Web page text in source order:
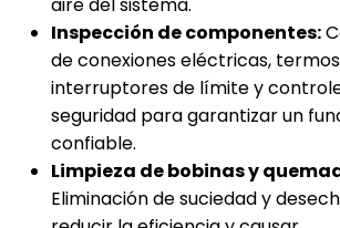
aire del sistema.
Inspección de componentes:
de conexiones eléctricas,
interruptores de límite y
seguridad para garantizar un
confiable.
Limpieza de bobinas y
Eliminación de suciedad y